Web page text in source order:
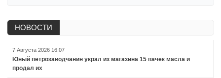
НОВОСТИ
7 Августа 2026 16:07
Юный петрозаводчанин украл из магазина 15 пачек масла и
продал их